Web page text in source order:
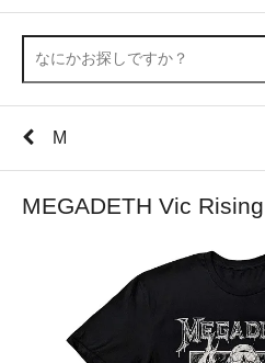
M
MEGADETH Vic